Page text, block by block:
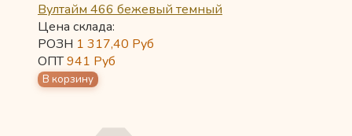
Вултайм 466 бежевый темный
Цена склада:
РОЗН 1 317,40 Руб
ОПТ941 Руб